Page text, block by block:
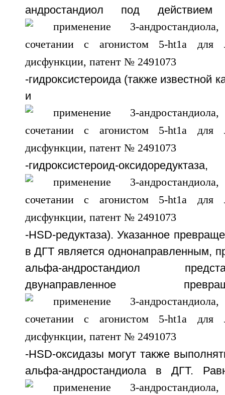
андростандиол под действием
-гидроксистероида (также известной
и
-гидроксистероид-
-HSD-редуктаза). Указанное
в ДГТ является однонаправленным,
альфа-андростандиол
двунаправленное
-HSD-оксидазы могут также
альфа-андростандиола в ДГТ.